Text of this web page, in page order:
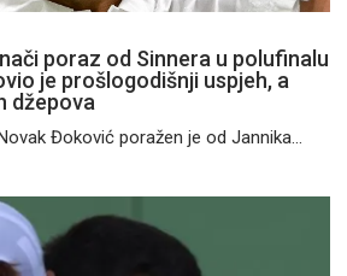
poraz od Sinnera u polufinalu
je prošlogodišnji uspjeh, a
džepova
Đoković poražen je od Jannika...